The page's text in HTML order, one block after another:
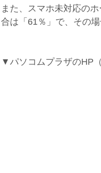
また、スマホ未対応の
合は「61％」で、その
▼パソコムプラザのHP